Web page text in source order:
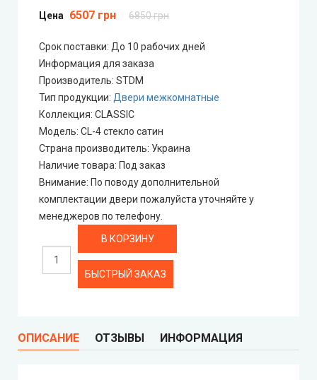
DOORIS (Дорис)
BRAMA (Брама)
OMEGA (Омега)
MSDoors (МСДорс)
KFD (КФД)
LUXDOORS (ЛюксДорс)
Portalino Doors (Порталино)
CITY (Сити крашенные двери)
Цена 6507 грн 6850 грн
Срок поставки: До 10 рабочих дней
Информация для заказа
Производитель: STDM
Тип продукции: Двери межкомнатные
Коллекция: CLASSIC
Модель: СL-4 стекло сатин
Страна производитель: Украина
Наличие товара: Под заказ
Внимание: По поводу дополнительной
комплектации двери пожалуйста уточняйте у
менеджеров по телефону.
БЫСТРЫЙ ЗАКАЗ
ОПИСАНИЕ ОТЗЫВЫ ИНФОРМАЦИЯ